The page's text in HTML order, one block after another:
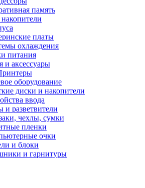
память
платы
охлаждения
питания
и аксессуары
оборудование
диски и накопители
ввода
и разветвители
чехлы, сумки
пленки
очки
и блоки
и гарнитуры